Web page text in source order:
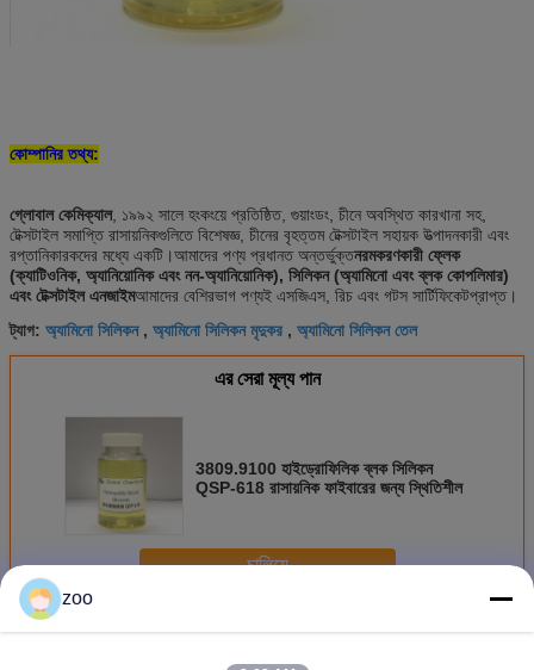
কোম্পানির তথ্য:
গ্লোবাল কেমিক্যাল, ১৯৯২ সালে হংকংয়ে প্রতিষ্ঠিত, গুয়াংডং, চীনে অবস্থিত কারখানা সহ,
টেক্সটাইল সমাপ্তি রাসায়নিকগুলিতে বিশেষজ্ঞ, চীনের বৃহত্তম টেক্সটাইল সহায়ক উত্পাদনকারী এবং
রপ্তানিকারকদের মধ্যে একটি।আমাদের পণ্য প্রধানত অন্তর্ভুক্তনরমকরণকারী ফ্লেক
(ক্যাটিওনিক, অ্যানিয়োনিক এবং নন-অ্যানিয়োনিক), সিলিকন (অ্যামিনো এবং ব্লক কোপলিমার)
এবং টেক্সটাইল এনজাইমআমাদের বেশিরভাগ পণ্যই এসজিএস, রিচ এবং গটস সার্টিফিকেটপ্রাপ্ত।
ট্যাগ: অ্যামিনো সিলিকন, অ্যামিনো সিলিকন মৃদুকর , অ্যামিনো সিলিকন তেল
এর সেরা মূল্য পান
3809.9100 হাইড্রোফিলিক ব্লক সিলিকন
QSP-618 রাসায়নিক ফাইবারের জন্য স্থিতিশীল
চালিয়ে
অধিকঅ্যামিনো সিলিকন
zoo